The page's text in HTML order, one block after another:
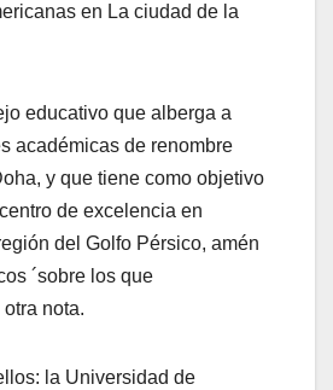
en La ciudad de la
educativo que alberga a
académicas de renombre
y que tiene como objetivo
de excelencia en
del Golfo Pérsico, amén
´sobre los que
nota.
la Universidad de